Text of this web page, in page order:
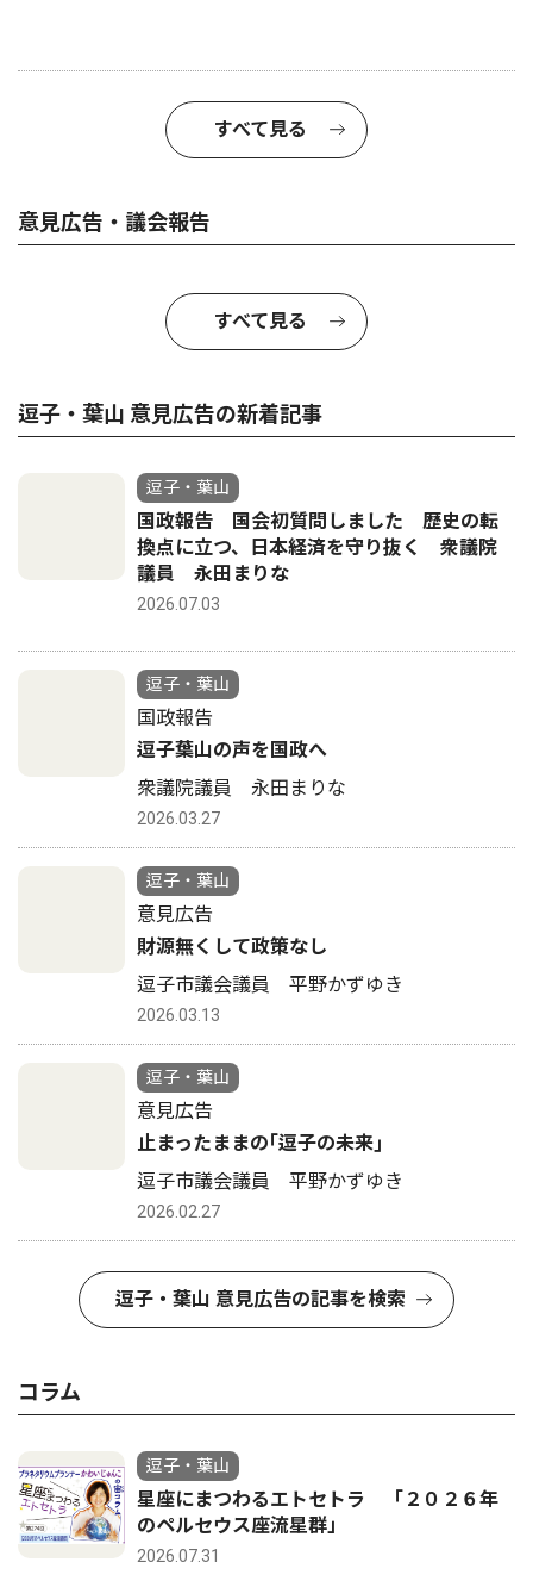
すべて見る
意見広告・議会報告
すべて見る
逗子・葉山 意見広告の新着記事
逗子・葉山
国政報告 国会初質問しました 歴史の転
換点に立つ、日本経済を守り抜く 衆議院
議員 永田まりな
2026.07.03
逗子・葉山
国政報告
逗子葉山の声を国政へ
衆議院議員 永田まりな
2026.03.27
逗子・葉山
意見広告
財源無くして政策なし
逗子市議会議員 平野かずゆき
2026.03.13
逗子・葉山
意見広告
止まったままの｢逗子の未来｣
逗子市議会議員 平野かずゆき
2026.02.27
逗子・葉山 意見広告の記事を検索
コラム
逗子・葉山
星座にまつわるエトセトラ 「２０２６年
のペルセウス座流星群」
2026.07.31